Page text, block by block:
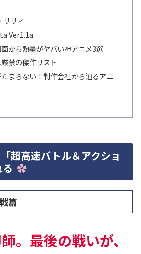
リリィ
Ver1.1a
から熱量がヤバい神アニメ3選
厳禁の傑作リスト
まらない！制作会社から辿るアニ
超高速バトル＆アクショ
篇
。最後の戦いが、